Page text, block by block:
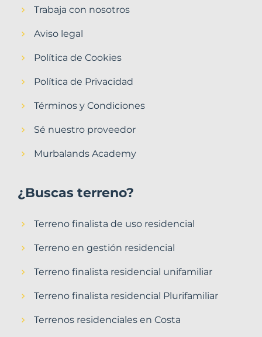
Trabaja con nosotros
Aviso legal
Política de Cookies
Política de Privacidad
Términos y Condiciones
Sé nuestro proveedor
Murbalands Academy
¿Buscas terreno?
Terreno finalista de uso residencial
Terreno en gestión residencial
Terreno finalista residencial unifamiliar
Terreno finalista residencial Plurifamiliar
Terrenos residenciales en Costa